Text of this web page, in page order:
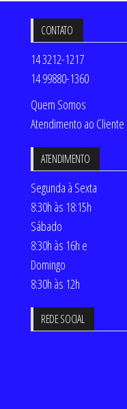
CONTATO
14 3212-1217
14 99880-1360
Quem Somos
Atendimento ao Cliente
ATENDIMENTO
Segunda à Sexta
8:30h às 18:15h
Sábado
8:30h às 16h e
Domingo
8:30h às 12h
REDE SOCIAL